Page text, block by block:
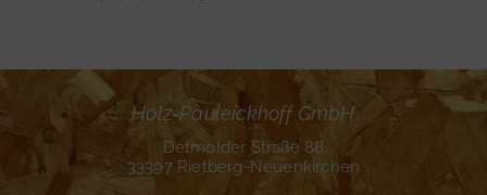
Holz-Pauleickhoff GmbH
Detmolder Straße 88
33397 Rietberg-Neuenkirchen